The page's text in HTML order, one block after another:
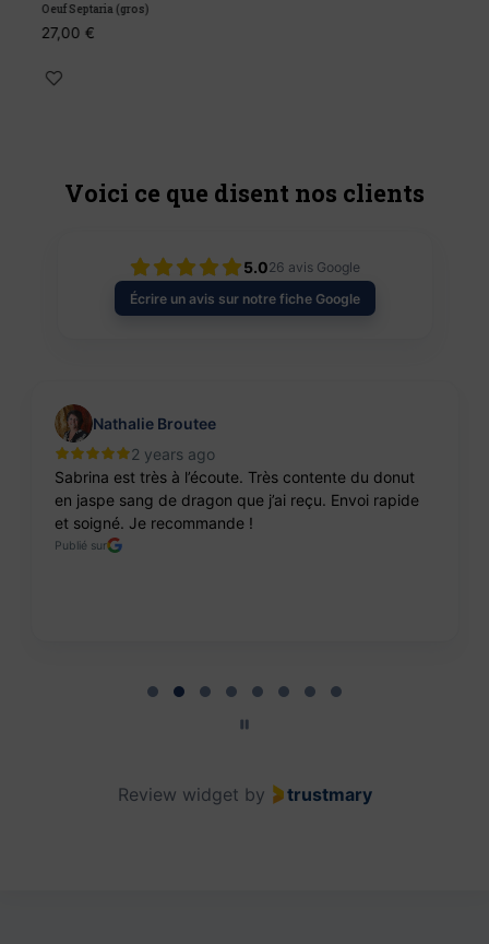
Oeuf Septaria (gros)
27,00€
Voici ce que disent nos clients
5.026 avis Google
Écrire un avis sur notre fiche Google
Nathalie Broutee
2 years ago
Sabrina est très à l’écoute. Très contente du donut
en jaspe sang de dragon que j’ai reçu. Envoi rapide
et soigné. Je recommande !
Publié sur
Review widget by trustmary